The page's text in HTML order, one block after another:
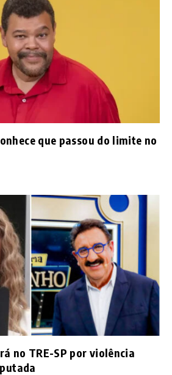
que passou do limite no
no TRE-SP por violência